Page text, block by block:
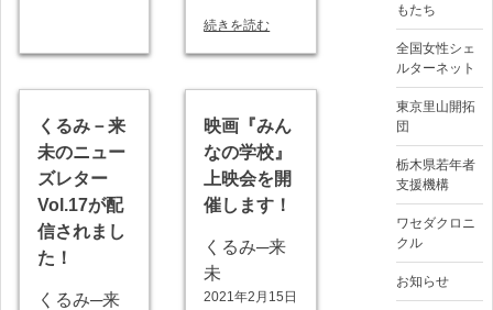
続きを読む
くるみ－来
未のニュー
ズレター
Vol.17が配
信されまし
た！
くるみ─来
映画『みん
なの学校』
上映会を開
催します！
くるみ─来
未
2021年2月15日
もたち
全国女性シェ
ルターネット
東京里山開拓
団
栃木県若年者
支援機構
ワセダクロニ
クル
お知らせ